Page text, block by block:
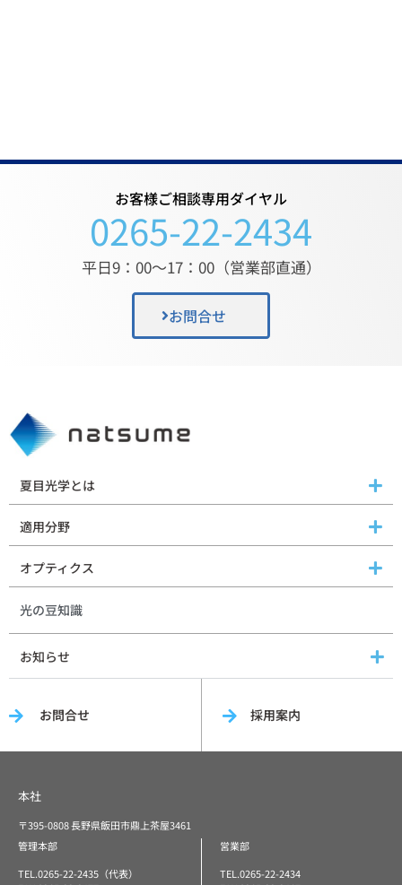
お客様ご相談専用ダイヤル
0265-22-2434
平日9：00〜17：00（営業部直通）
お問合せ
夏目光学とは
適用分野
オプティクス
光の豆知識
お知らせ
お問合せ 採用案内
本社
〒395-0808 長野県飯田市鼎上茶屋3461
管理本部
TEL.0265-22-2435（代表）
営業部
TEL.0265-22-2434